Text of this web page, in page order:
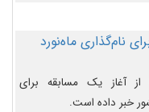
کند و سپس با یک
آن جدا شود.
نام‌گذاری ماه‌نورد
از آغاز یک مسابقه برای
خبر داده است.